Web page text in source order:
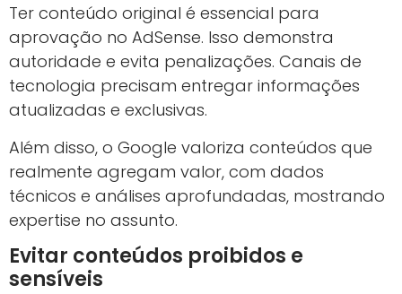
Ter conteúdo original é essencial para
aprovação no AdSense. Isso demonstra
autoridade e evita penalizações. Canais de
tecnologia precisam entregar informações
atualizadas e exclusivas.
Além disso, o Google valoriza conteúdos que
realmente agregam valor, com dados
técnicos e análises aprofundadas, mostrando
expertise no assunto.
Evitar conteúdos proibidos e
sensíveis